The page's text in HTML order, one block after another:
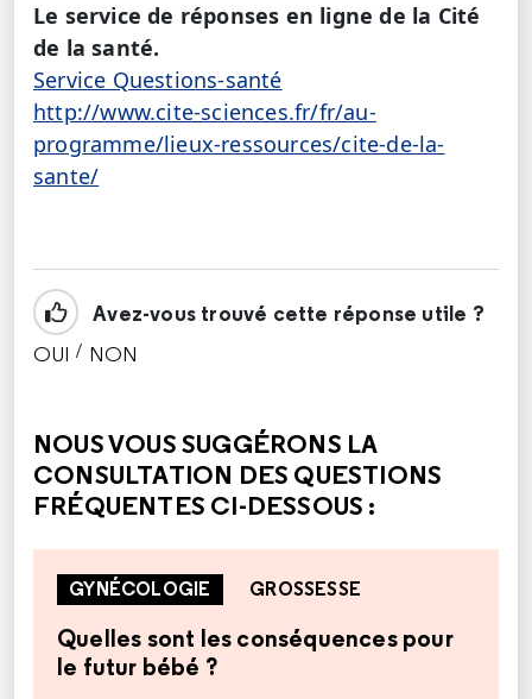
Le service de réponses en ligne de la Cité
de la santé.
Service Questions-santé
http://www.cite-sciences.fr/fr/au-
programme/lieux-ressources/cite-de-la-
sante/
Avez-vous trouvé cette réponse utile ?
OUI / NON
NOUS VOUS SUGGÉRONS LA
CONSULTATION DES QUESTIONS
FRÉQUENTES CI-DESSOUS :
GYNÉCOLOGIE GROSSESSE
Quelles sont les conséquences pour
le futur bébé ?